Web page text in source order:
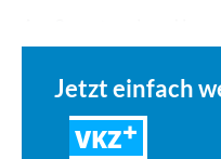
Jetzt einfach
VKZ